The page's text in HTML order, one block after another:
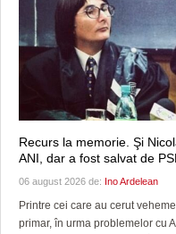
Recurs la memorie. Şi
ANI, dar a fost salvat de
06 august 2026 de: Ino Ardelean
Printre cei care au cerut
primar, în urma problemelor cu